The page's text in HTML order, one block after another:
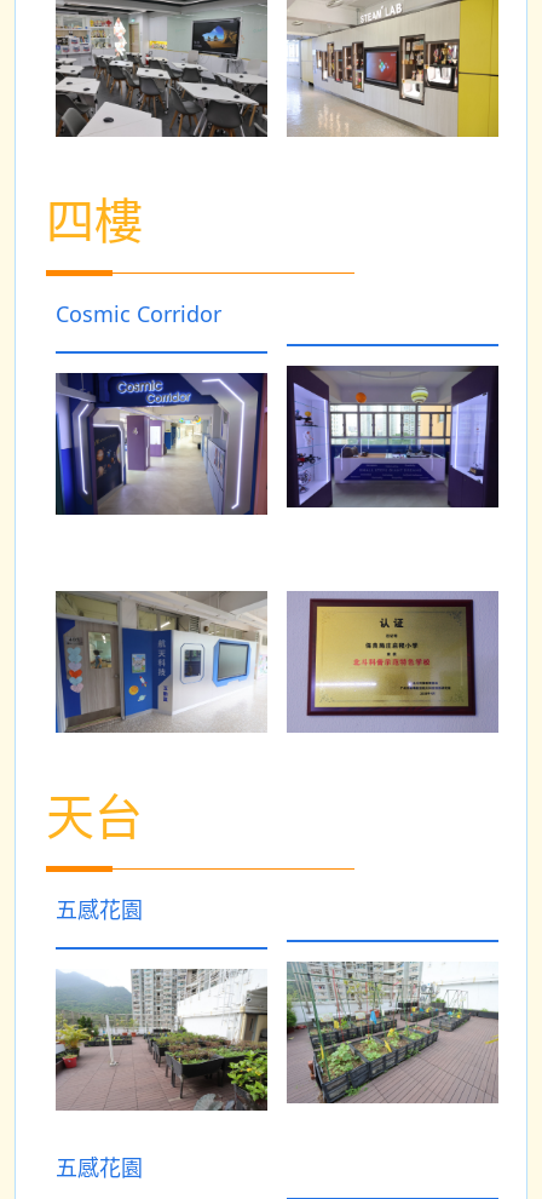
四樓
Cosmic Corridor
天台
五感花園
五感花園